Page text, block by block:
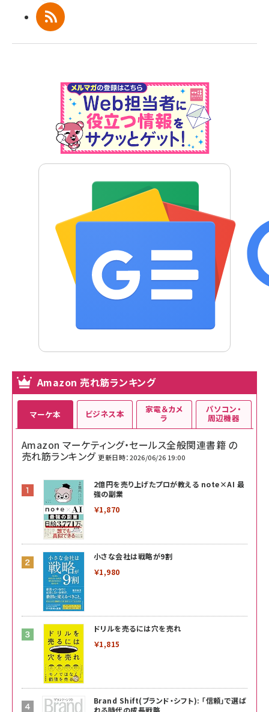
RSS
Amazon 売れ筋ランキング
マーケ本
Amazon マーケティング・セールス全般関連書籍 の
売れ筋ランキング 更新日時：2026/06/26 19:00
2億円を売り上げたプロが教える note×AI 最
強の副業
￥1,870
小さな会社は戦略が9割
￥1,980
ドリルを売るには穴を売れ
￥1,815
Brand Shift(ブランド・シフト): 「信頼」で選ば
れる時代の成長戦略
ビジネス本 家電＆カメ
ラ
パソコン・
周辺機器